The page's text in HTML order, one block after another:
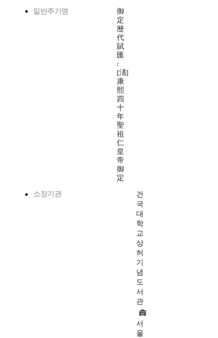
일반주기명
御
定
歷
代
賦
匯
:
[淸]
康
熙
四
十
年
聖
祖
仁
皇
帝
御
定
소장기관
건
국
대
학
교
상
허
기
념
도
서
관
서
울